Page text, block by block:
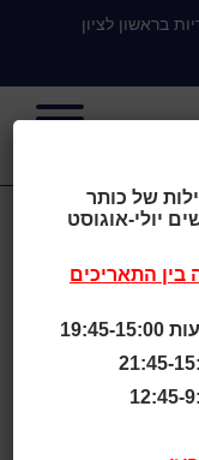
בראשון לציון
של כותר
יולי-אוגוסט
בין התאריכים